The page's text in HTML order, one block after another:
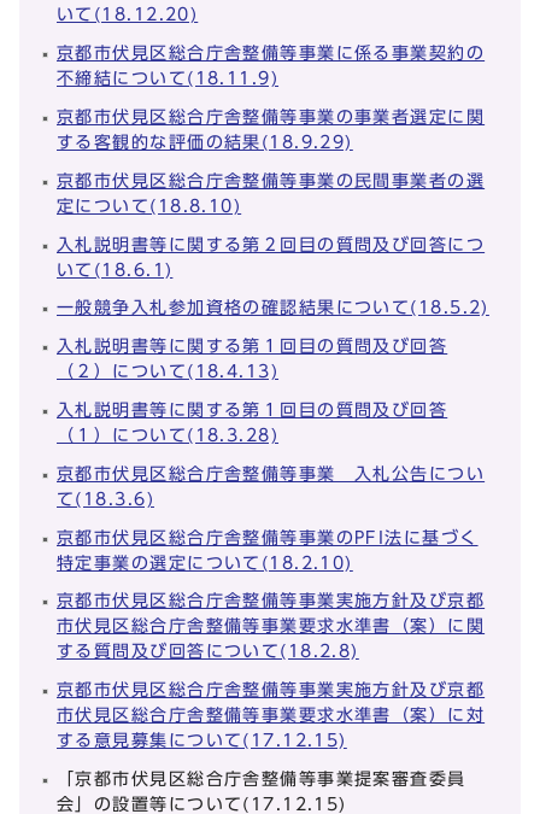
いて(18.12.20)
京都市伏見区総合庁舎整備等事業に係る事業契約の
不締結について(18.11.9)
京都市伏見区総合庁舎整備等事業の事業者選定に関
する客観的な評価の結果(18.9.29)
京都市伏見区総合庁舎整備等事業の民間事業者の選
定について(18.8.10)
入札説明書等に関する第２回目の質問及び回答につ
いて(18.6.1)
一般競争入札参加資格の確認結果について(18.5.2)
入札説明書等に関する第１回目の質問及び回答
（２）について(18.4.13)
入札説明書等に関する第１回目の質問及び回答
（１）について(18.3.28)
京都市伏見区総合庁舎整備等事業 入札公告につい
て(18.3.6)
京都市伏見区総合庁舎整備等事業のPFI法に基づく
特定事業の選定について(18.2.10)
京都市伏見区総合庁舎整備等事業実施方針及び京都
市伏見区総合庁舎整備等事業要求水準書（案）に関
する質問及び回答について(18.2.8)
京都市伏見区総合庁舎整備等事業実施方針及び京都
市伏見区総合庁舎整備等事業要求水準書（案）に対
する意見募集について(17.12.15)
「京都市伏見区総合庁舎整備等事業提案審査委員
会」の設置等について(17.12.15)